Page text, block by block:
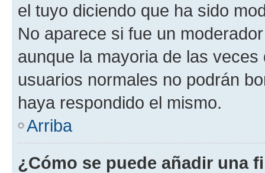
el tuyo diciendo que ha sido
No aparece si fue un
aunque la mayoria de las
usuarios normales no podrán
haya respondido el mismo.
Arriba
¿Cómo se puede añadir una